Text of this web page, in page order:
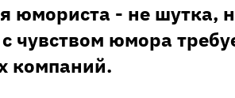
юмориста - не шутка,
чувством юмора
компаний.